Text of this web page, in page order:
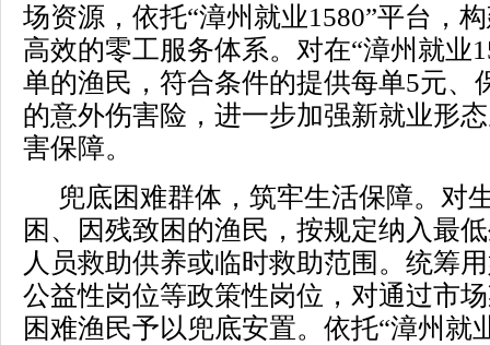
场资源，依托“漳州就业1580”平台，
高效的零工服务体系。对在“漳州就业
单的渔民，符合条件的提供每单5元、
的意外伤害险，进一步加强新就业形
害保障。
兜底困难群体，筑牢生活保障。对
困、因残致困的渔民，按规定纳入最
人员救助供养或临时救助范围。统筹
公益性岗位等政策性岗位，对通过市
困难渔民予以兜底安置。依托“漳州就